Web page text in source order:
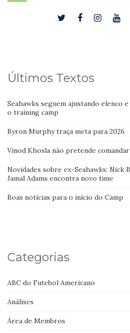
Últimos Textos
Seahawks seguem ajustando elenco
o training camp
Byron Murphy traça meta para 2026
Vinod Khosla não pretende
Novidades sobre ex-Seahawks: Nick
Jamal Adams encontra novo time
Boas notícias para o início do Camp
Categorias
ABC do Futebol Americano
Análises
Área de Membros